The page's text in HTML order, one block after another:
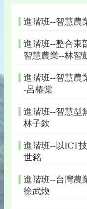
進階班--智慧農
進階班--整合東
智慧農業--林智
進階班--智慧農
-呂椿棠
進階班--智慧型
林子欽
進階班--以ICT
世銘
進階班--台灣農
徐武煥